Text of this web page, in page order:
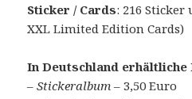
Sticker / Cards: 216 Sticker
XXL Limited Edition Cards)
In Deutschland erhältliche
–Stickeralbum – 3,50 Euro